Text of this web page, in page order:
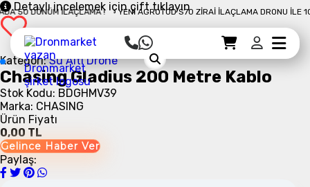
50 DÖNÜM İLAÇLAMA ! YENI AGROTOD S70 ZIRAI İLAÇLAMA DRONU İLE 10
Sepet
Sepet Detayı Ödemeye Geç
Detaylı incelemek için çift tıklayın
Kategori:Su Altı Drone
Chasing Gladius 200 Metre Kablo
Stok Kodu: BDGHMV39
Marka: CHASING
Ürün Fiyatı
0,00 TL
Gelince Haber Ver
Paylaş: